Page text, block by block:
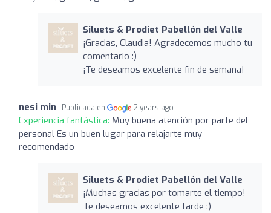
Siluets & Prodiet Pabellón del Valle
¡Gracias, Claudia! Agradecemos mucho tu
comentario :)
¡Te deseamos excelente fin de semana!
nesi min Publicada en 2 years ago
Experiencia fantástica: Muy buena atención por parte del
personal Es un buen lugar para relajarte muy
recomendado
Siluets & Prodiet Pabellón del Valle
¡Muchas gracias por tomarte el tiempo!
Te deseamos excelente tarde :)